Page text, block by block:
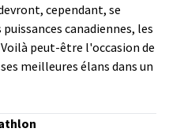
cependant, se
canadiennes, les
peut-être l'occasion de
meilleures élans dans un